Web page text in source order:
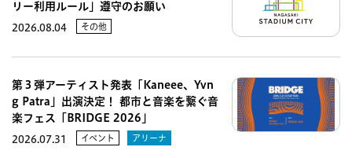
リー利用ルール」遵守のお願い
2026.08.04 その他
第３弾アーティスト発表「Kaneee、Yvn
g Patra」出演決定！ 都市と音楽を繋ぐ音
楽フェス「BRIDGE 2026」
2026.07.31 イベント アリーナ